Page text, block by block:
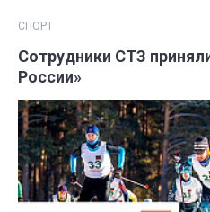
СПОРТ
Сотрудники СТЗ
России»